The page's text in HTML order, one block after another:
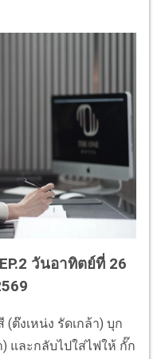
วันอาทิตย์ที่ 26
งเหน่ง รัดเกล้า) บุก
และกลับไปใส่ไฟให้ กั๊ก